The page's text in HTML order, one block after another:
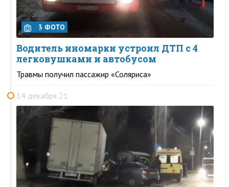
3 ФОТО
Водитель иномарки устроил ДТП с 4
легковушками и автобусом
Травмы получил пассажир «Соляриса»
14 декабря 21